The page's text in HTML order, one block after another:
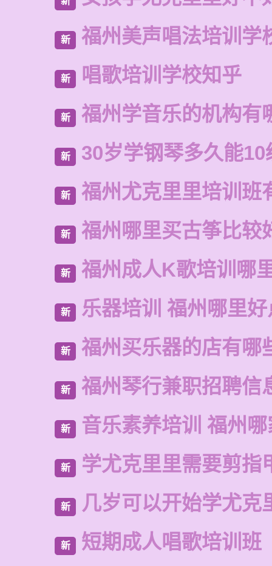
新 福州美声唱法培训学
新 唱歌培训学校知乎
新 福州学音乐的机构有
新 30岁学钢琴多久能10
新 福州尤克里里培训班
新 福州哪里买古筝比较
新 福州成人K歌培训哪
新 乐器培训 福州哪里
新 福州买乐器的店有哪
新 福州琴行兼职招聘信
新 音乐素养培训 福州
新 学尤克里里需要剪指
新 几岁可以开始学尤克
新 短期成人唱歌培训班